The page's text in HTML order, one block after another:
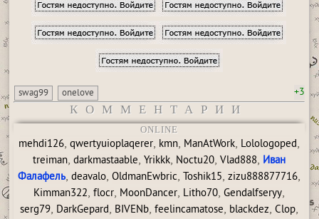
swag99 onelove +3
КОММЕНТАРИИ
ONLINE
mehdi126, qwertyuioplaqerer, kmn, ManAtWork, Lolologoped,
treiman, darkmastaable, Yrikkk, Noctu20, Vlad888, Иван
Фалафель, deavalo, OldmanEwbric, Toshik15, zizu888877716,
Kimman322, flocr, MoonDancer, Litho70, Gendalfseryy,
serg79, DarkGepard, BIVENb, feelincamatose, blackdez, Clop,